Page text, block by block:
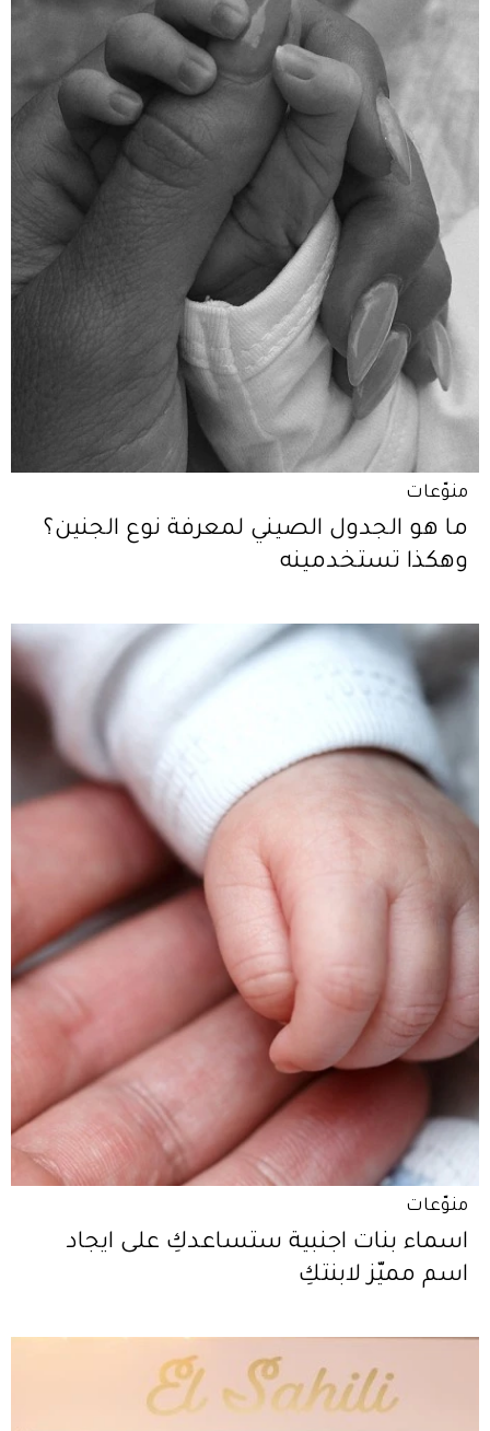
منوّعات
ما هو الجدول الصيني لمعرفة نوع الجنين؟
وهكذا تستخدمينه
منوّعات
اسماء بنات اجنبية ستساعدكِ على ايجاد
اسم مميّز لابنتكِ